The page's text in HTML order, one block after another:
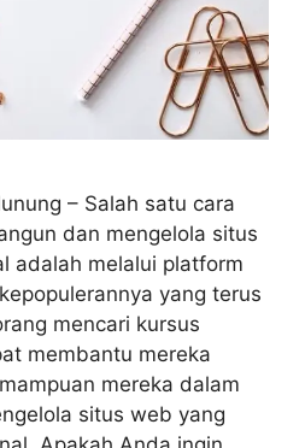
– Salah satu cara
dan mengelola situs
adalah melalui platform
yang terus
mencari kursus
membantu mereka
mereka dalam
situs web yang